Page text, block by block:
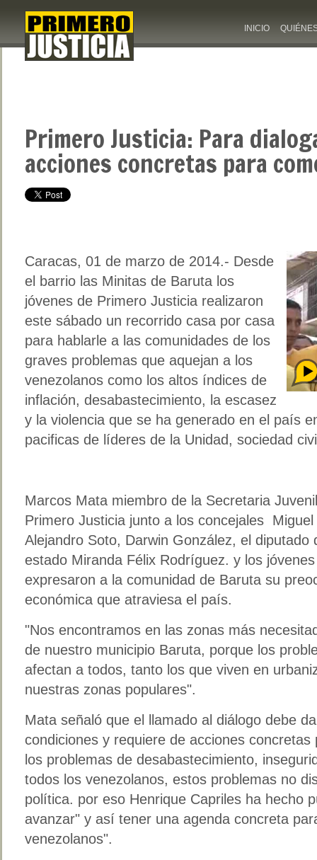
INICIO
Primero Justicia: Para
acciones concretas para
Caracas, 01 de marzo de 2014.- Desde
el barrio las Minitas de Baruta los
jóvenes de Primero Justicia realizaron
este sábado un recorrido casa por casa
para hablarle a las comunidades de los
graves problemas que aquejan a los
venezolanos como los altos índices de
inflación, desabastecimiento, la escasez
y la violencia que se ha generado en el país
pacificas de líderes de la Unidad, sociedad
Marcos Mata miembro de la Secretaria
Primero Justicia junto a los concejales Miguel
Alejandro Soto, Darwin González, el diputado
estado Miranda Félix Rodríguez. y los
expresaron a la comunidad de Baruta su
económica que atraviesa el país.
"Nos encontramos en las zonas más
de nuestro municipio Baruta, porque los
afectan a todos, tanto los que viven en
nuestras zonas populares".
Mata señaló que el llamado al diálogo debe
condiciones y requiere de acciones
los problemas de desabastecimiento,
todos los venezolanos, estos problemas no
política. por eso Henrique Capriles ha hecho
avanzar" y así tener una agenda concreta
venezolanos".